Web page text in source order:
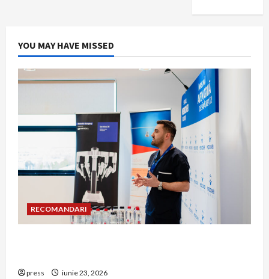
YOU MAY HAVE MISSED
RECOMANDARI
press iunie 23, 2026